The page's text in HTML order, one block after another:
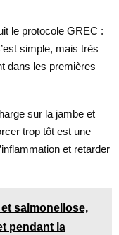
le protocole GREC :
simple, mais très
dans les premières
sur la jambe et
trop tôt est une
et retarder
salmonellose,
pendant la